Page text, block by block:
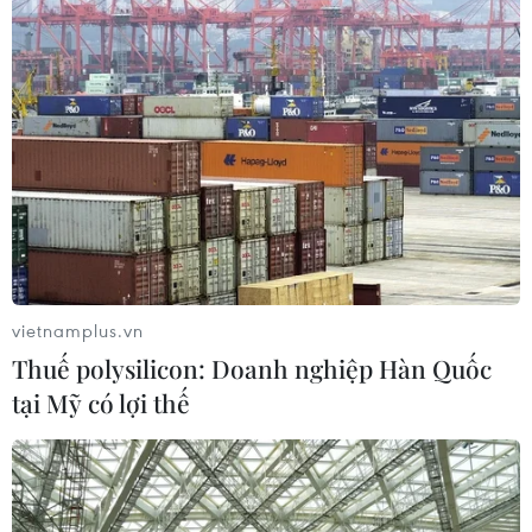
06/08/2026 03:01
Xem thêm
CƠ QUAN CHỦ QUẢN: THÔNG TẤN XÃ VIỆT NAM
Phó Tổng Biên tập: NGUYỄN THỊ TÁM, KHÚC THANH
THỦY
Sở hữu trí tuệ
Quy định sử dụng
RSS
Hỗ trợ
vietnamplus.vn
Thuế polysilicon: Doanh nghiệp Hàn Quốc
tại Mỹ có lợi thế